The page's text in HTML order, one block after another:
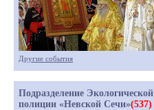
Другие события
Подразделение Экологической
полиции «Невской Сечи»(537)